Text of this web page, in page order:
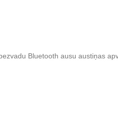
Bluetooth ausu austiņas